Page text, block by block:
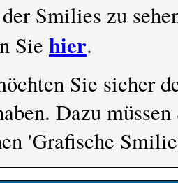
Smilies zu
Sie hier.
Sie sicher
Dazu
'Grafische